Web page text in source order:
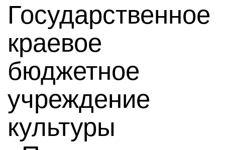
Государственное
краевое
бюджетное
учреждение
культуры